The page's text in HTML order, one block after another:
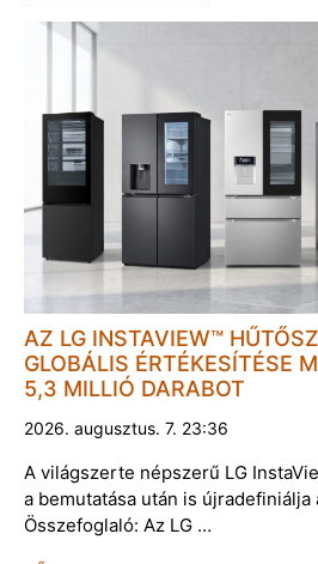
AZ LG INSTAVIEW™
GLOBÁLIS ÉRTÉKESÍTÉSE
5,3 MILLIÓ DARABOT
2026. augusztus. 7. 23:36
A világszerte népszerű LG
a bemutatása után is
Összefoglaló: Az LG …